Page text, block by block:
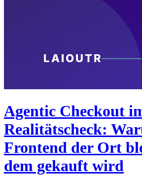
Agentic Checkout
Realitätscheck:
Frontend der Ort
dem gekauft wird